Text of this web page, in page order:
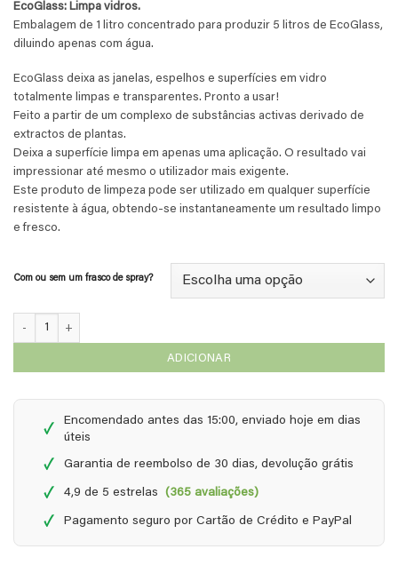
€ 20,95
through
€ 21,95
EcoGlass: Limpa vidros.
Embalagem de 1 litro concentrado para produzir 5 litros de EcoGlass,
diluindo apenas com água.
EcoGlass deixa as janelas, espelhos e superfícies em vidro
totalmente limpas e transparentes. Pronto a usar!
Feito a partir de um complexo de substâncias activas derivado de
extractos de plantas.
Deixa a superfície limpa em apenas uma aplicação. O resultado vai
impressionar até mesmo o utilizador mais exigente.
Este produto de limpeza pode ser utilizado em qualquer superfície
resistente à água, obtendo-se instantaneamente um resultado limpo
e fresco.
Com ou sem um frasco de spray?
ADICIONAR
✓
Encomendado antes das 15:00, enviado hoje em dias
úteis
✓ Garantia de reembolso de 30 dias, devolução grátis
✓ 4,9 de 5 estrelas(365 avaliações)
✓ Pagamento seguro por Cartão de Crédito e PayPal